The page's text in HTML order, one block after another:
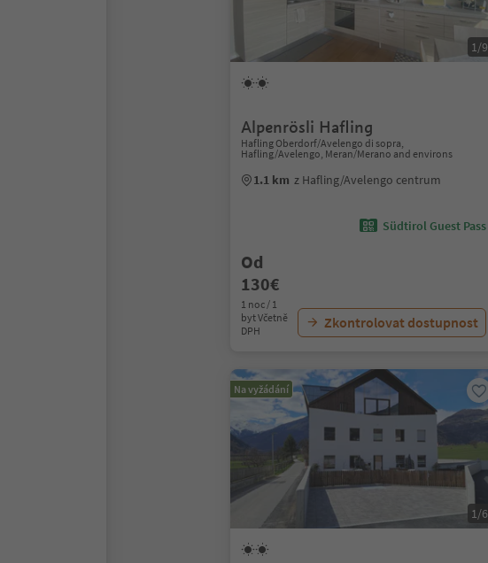
1/9
Alpenrösli Hafling
Hafling Oberdorf/Avelengo di sopra,
Hafling/Avelengo, Meran/Merano and environs
1.1 km z Hafling/Avelengo centrum
Südtirol Guest Pass
Od
130€
1 noc / 1
byt Včetně
DPH
Zkontrolovat dostupnost
Na vyžádání
1/6